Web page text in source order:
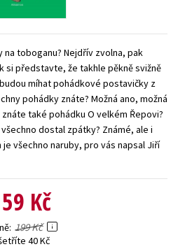
literatura
tituly
toboganu? Nejdřív zvolna, pak
si představte, že takhle pěkně svižně
míhat pohádkové postavičky z
pohádky znáte? Možná ano, možná
také pohádku O velkém Řepovi?
dostal zpátky? Známé, ale i
všechno naruby, pro vás napsal Jiří
Kč
199 Kč
40 Kč